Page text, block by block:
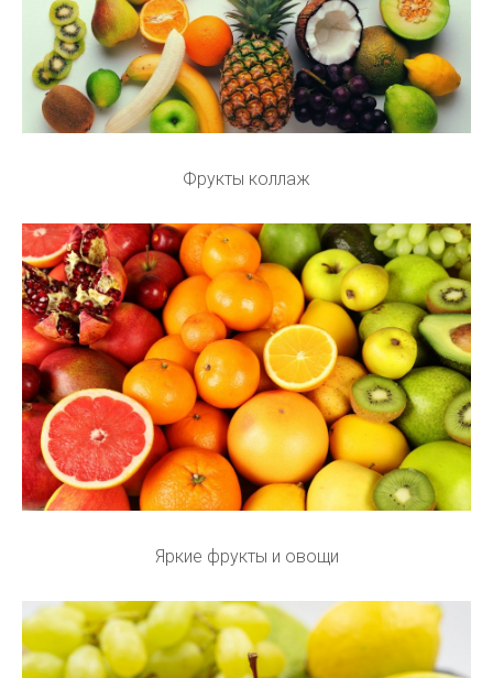
Фрукты коллаж
Яркие фрукты и овощи